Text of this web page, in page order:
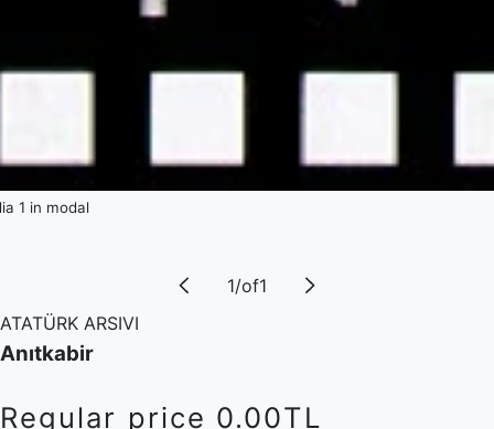
1 in modal
1/of1
ATATÜRK ARSIVI
Anıtkabir
Regular price 0.00TL